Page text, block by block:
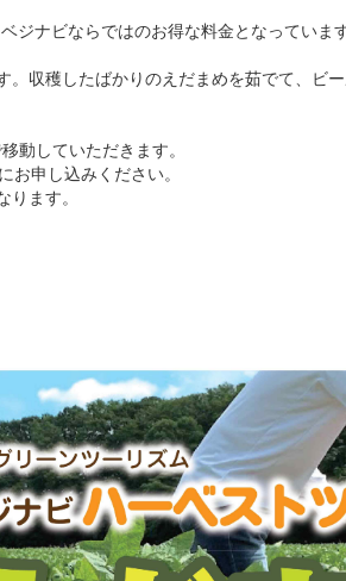
ジナビならではのお得な料金となっています
収穫したばかりのえだまめを茹でて、ビ
していただきます。
申し込みください。
ます。